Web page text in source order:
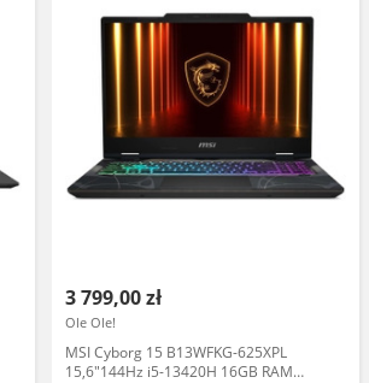
3 799,00 zł
Ole Ole!
MSI Cyborg 15 B13WFKG-625XPL
15,6"144Hz i5-13420H 16GB RAM